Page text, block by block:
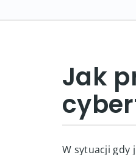
Jak
W sytuacji gdy